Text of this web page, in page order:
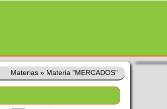
Materias » Materia "MERCADOS"